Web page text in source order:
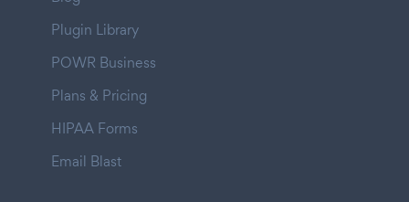
Plugin Library
POWR Business
Plans & Pricing
HIPAA Forms
Email Blast